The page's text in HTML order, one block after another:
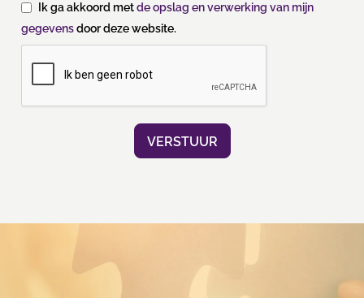
Ik ga akkoord metde opslag en verwerking van mijn
gegevensdoor deze website.